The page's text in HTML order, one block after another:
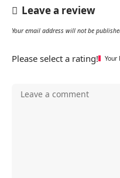
Leave a review
Your email address will not be
Please select a rating! Your